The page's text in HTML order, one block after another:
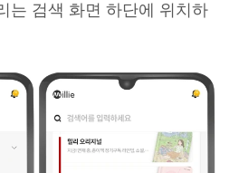
는 검색 화면 하단에 위치하